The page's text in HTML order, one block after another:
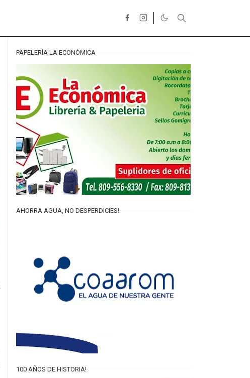
PAPELERÍA LA ECONÓMICA
AHORRA AGUA, NO DESPERDICIES!
100 AÑOS DE HISTORIA!